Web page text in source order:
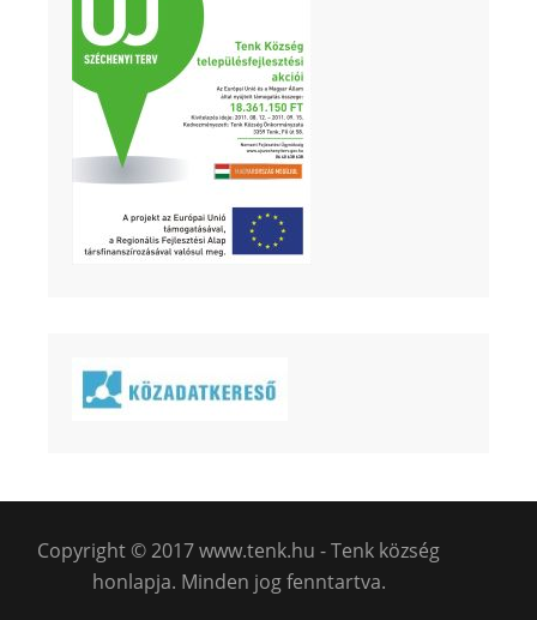
Copyright © 2017 www.tenk.hu - Tenk község
honlapja. Minden jog fenntartva.